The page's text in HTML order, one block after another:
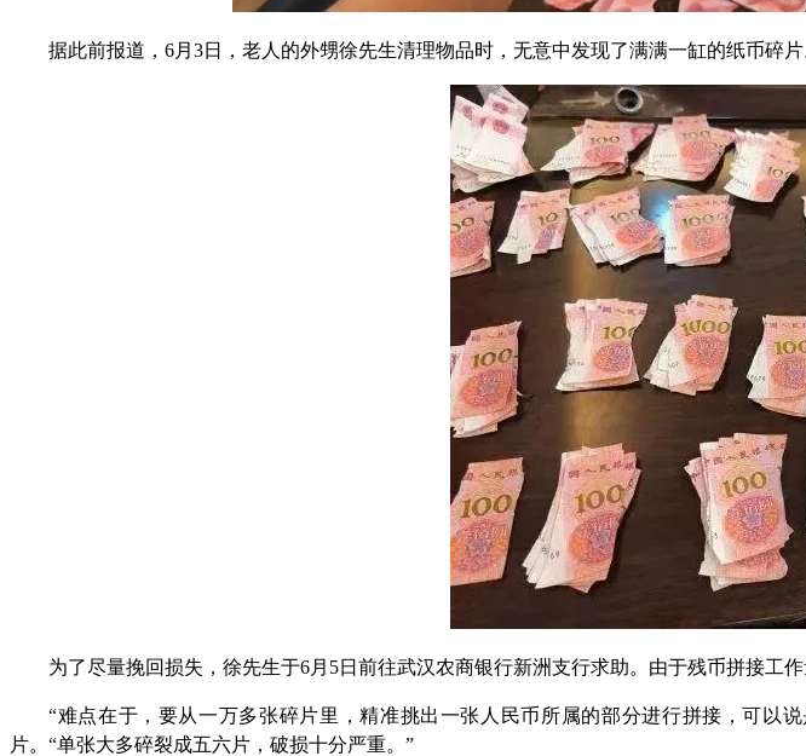
据此前报道，6月3日，老人的外甥徐先生清理物品时，无意中发现了满满一缸的纸币碎
为了尽量挽回损失，徐先生于6月5日前往武汉农商银行新洲支行求助。由于残币拼接工
“难点在于，要从一万多张碎片里，精准挑出一张人民币所属的部分进行拼接，可以
片。“单张大多碎裂成五六片，破损十分严重。”